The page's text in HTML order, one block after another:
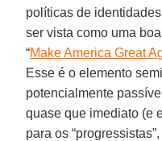
políticas de
ser vista como uma
“Make America Great
Esse é o elemento
potencialmente
quase que imediato (e
para os